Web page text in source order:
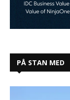
PÅ STAN MED